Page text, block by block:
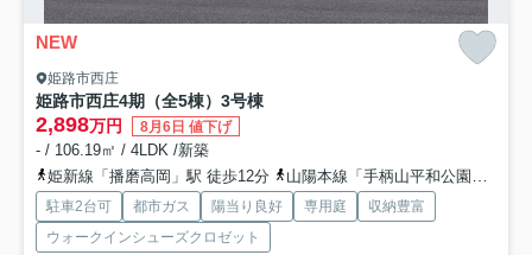
NEW
姫路市西庄
姫路市西庄4期（全5棟）3号棟
2,898万円 8月6日 値下げ
- / 106.19㎡ / 4LDK /新築
姫新線「播磨高岡」駅 徒歩12分
山陽本線「手柄山平和公園」駅 徒歩25分
駐車2台可 都市ガス 陽当り良好 専用庭
収納豊富
ウォークインシューズクロゼット